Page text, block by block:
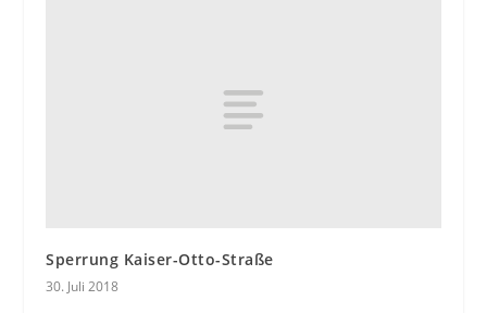
Sperrung Kaiser-Otto-Straße
30. Juli 2018